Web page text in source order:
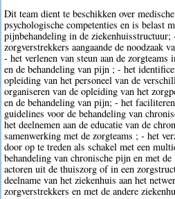
Dit team dient te beschikken over
psychologische competenties en is belast
pijnbehandeling in de
zorgverstrekkers aangaande de noodzaak
- het verlenen van steun aan de
en de behandeling van pijn ; - het
opleiding van het personeel van de
organiseren van de opleiding van het
en de behandeling van pijn; - het
guidelines voor de behandeling van
het deelnemen aan de educatie van de
samenwerking met de zorgteams ; - het
door op te treden als schakel met een
behandeling van chronische pijn en met de
actoren uit de thuiszorg of in een
deelname van het ziekenhuis aan het
zorgverstrekkers en met de andere